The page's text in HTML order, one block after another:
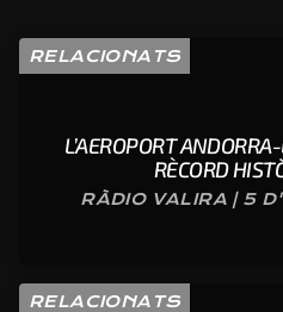
RELACIONATS
L’AEROPORT
RÈCORD
RÀDIO VALIRA | 5
RELACIONATS